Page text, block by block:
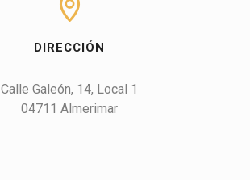
DIRECCIÓN
Calle Galeón, 14, Local 1
04711 Almerimar